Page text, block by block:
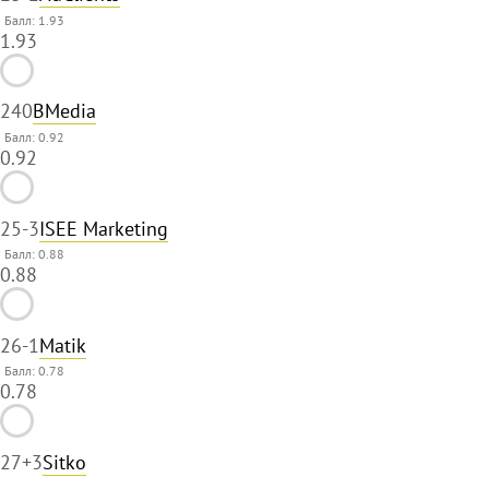
Балл: 1.93
1.93
240BMedia
Балл: 0.92
0.92
25-3ISEE Marketing
Балл: 0.88
0.88
26-1Matik
Балл: 0.78
0.78
27+3Sitko